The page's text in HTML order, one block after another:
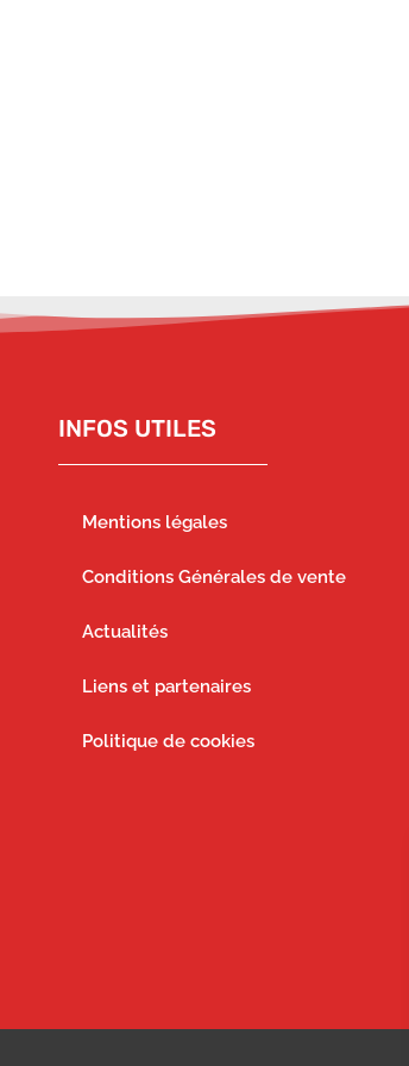
INFOS UTILES
Mentions légales
Conditions Générales de vente
Actualités
Liens et partenaires
Politique de cookies